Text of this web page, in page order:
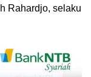
Rahardjo, selaku